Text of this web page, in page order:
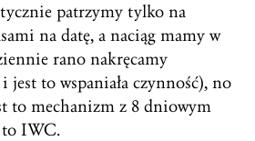
patrzymy tylko na
na datę, a naciąg mamy w
rano nakręcamy
jest to wspaniała czynność), no
to mechanizm z 8 dniowym
IWC.